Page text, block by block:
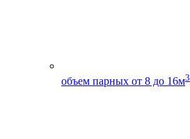
объем парных от 8 до 16м3